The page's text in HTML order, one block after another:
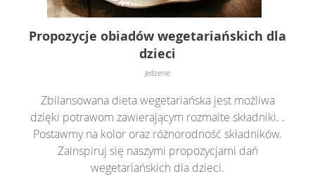
Propozycje obiadów wegetariańskich dla
dzieci
Jedzenie
Zbilansowana dieta wegetariańska jest możliwa
dzięki potrawom zawierającym rozmaite składniki. .
Postawmy na kolor oraz różnorodność składników.
Zainspiruj się naszymi propozycjami dań
wegetariańskich dla dzieci.